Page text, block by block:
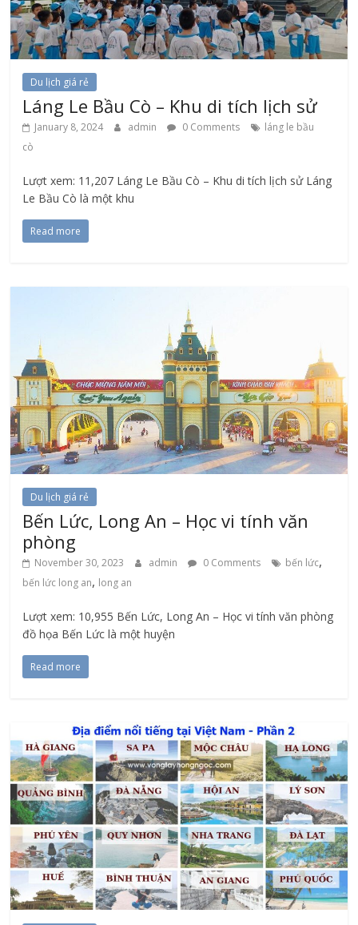
Du lịch giá rẻ
Láng Le Bầu Cò – Khu di tích lịch sử
January 8, 2024 admin 0 Comments
láng le bầu
cò
Lượt xem: 11,207 Láng Le Bầu Cò – Khu di tích lịch sử Láng
Le Bầu Cò là một khu
Read more
Du lịch giá rẻ
Bến Lức, Long An – Học vi tính văn
phòng
November 30, 2023 admin 0 Comments bến lức,
bến lức long an, long an
Lượt xem: 10,955 Bến Lức, Long An – Học vi tính văn phòng
đồ họa Bến Lức là một huyện
Read more